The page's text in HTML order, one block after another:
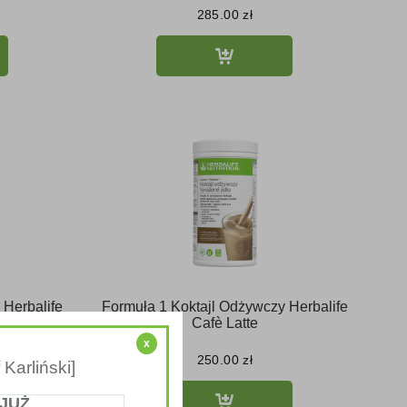
285.00zł
Herbalife
Formuła 1 Koktajl Odżywczy Herbalife
Cafè Latte
250.00zł
x